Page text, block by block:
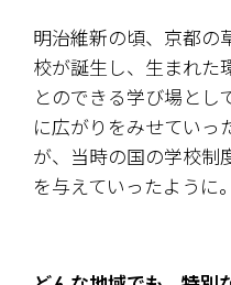
明治維新の頃、京都の
校が誕生し、生まれた
とのできる学び場とし
に広がりをみせていっ
が、当時の国の学校制
を与えていったように。